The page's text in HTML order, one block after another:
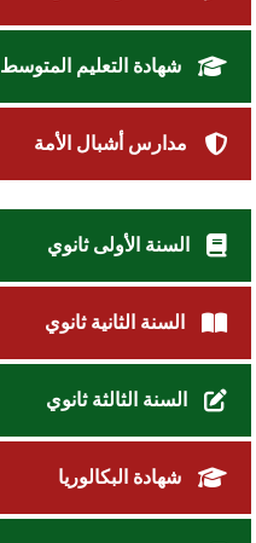
شهادة التعليم المتوسط
مدارس أشبال الأمة
السنة الأولى ثانوي
السنة الثانية ثانوي
السنة الثالثة ثانوي
شهادة البكالوريا